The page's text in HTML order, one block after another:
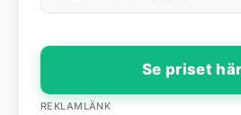
Se priset
REKLAMLÄNK